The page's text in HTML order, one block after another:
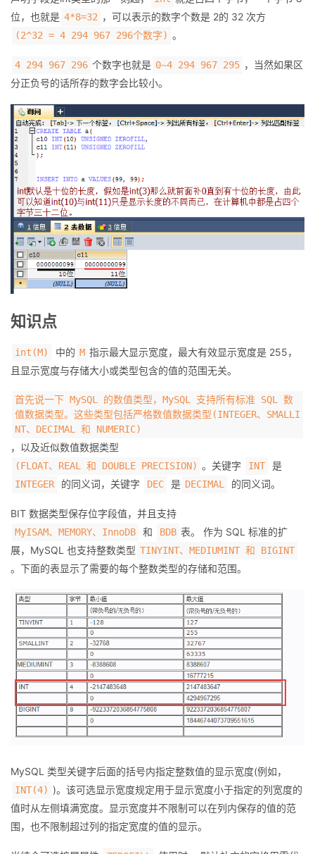
播
活
动
的
关
注
我
的
开
发
者
学
堂
我
程
认
证
的
实
验
我
的
收
藏
我
的
Programs
我
的
支
持
我
的
支
持
我
声
建
议
位，也就是 4*8=32 ，可以表示的数字个数是 2的 32 次方
(2^32 = 4 294 967 296个数字) 。
4 294 967 296 个数字也就是 0~4 294 967 295 ，当然如果区
分正负号的话所存的数字会比较小。
知识点
int(M) 中的 M 指示最大显示宽度，最大有效显示宽度是 255，
且显示宽度与存储大小或类型包含的值的范围无关。
首先说一下 MySQL 的数值类型，MySQL 支持所有标准 SQL 数
值数据类型。这些类型包括严格数值数据类型(INTEGER、SMALLI
NT、DECIMAL 和 NUMERIC)
，以及近似数值数据类型
(FLOAT、REAL 和 DOUBLE PRECISION) 。关键字 INT 是
INTEGER 的同义词，关键字 DEC 是 DECIMAL 的同义词。
BIT 数据类型保存位字段值，并且支持
MyISAM、MEMORY、InnoDB 和 BDB 表。 作为 SQL 标准的扩
展，MySQL 也支持整数类型 TINYINT、MEDIUMINT 和 BIGINT
。下面的表显示了需要的每个整数类型的存储和范围。
MySQL 类型关键字后面的括号内指定整数值的显示宽度(例如，
INT(4) )。该可选显示宽度规定用于显示宽度小于指定的列宽度的
值时从左侧填满宽度。显示宽度并不限制可以在列内保存的值的范
围，也不限制超过列的指定宽度的值的显示。